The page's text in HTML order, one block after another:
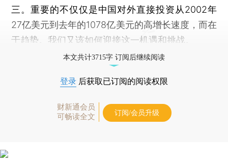
三。重要的不仅仅是中国对外直接投资从2002年
27亿美元到去年的1078亿美元的高增长速度，而在
于趋势。我们又该如何迎接这一机遇和挑战。
本文共计3715字 订阅后继续阅读
登录 后获取已订阅的阅读权限
财新通会员
可畅读全文
订阅/会员升级